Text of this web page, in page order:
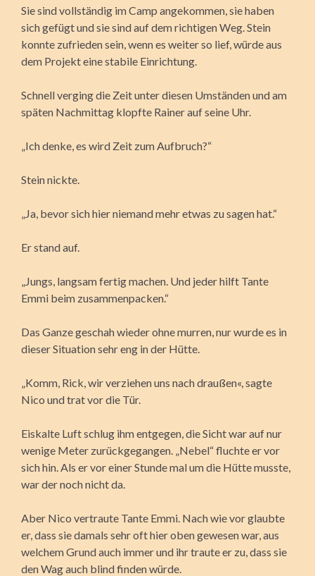
Sie sind vollständig im Camp angekommen, sie haben
sich gefügt und sie sind auf dem richtigen Weg. Stein
konnte zufrieden sein, wenn es weiter so lief, würde aus
dem Projekt eine stabile Einrichtung.
Schnell verging die Zeit unter diesen Umständen und am
späten Nachmittag klopfte Rainer auf seine Uhr.
„Ich denke, es wird Zeit zum Aufbruch?“
Stein nickte.
„Ja, bevor sich hier niemand mehr etwas zu sagen hat.“
Er stand auf.
„Jungs, langsam fertig machen. Und jeder hilft Tante
Emmi beim zusammenpacken.“
Das Ganze geschah wieder ohne murren, nur wurde es in
dieser Situation sehr eng in der Hütte.
„Komm, Rick, wir verziehen uns nach draußen«, sagte
Nico und trat vor die Tür.
Eiskalte Luft schlug ihm entgegen, die Sicht war auf nur
wenige Meter zurückgegangen. „Nebel“ fluchte er vor
sich hin. Als er vor einer Stunde mal um die Hütte musste,
war der noch nicht da.
Aber Nico vertraute Tante Emmi. Nach wie vor glaubte
er, dass sie damals sehr oft hier oben gewesen war, aus
welchem Grund auch immer und ihr traute er zu, dass sie
den Wag auch blind finden würde.